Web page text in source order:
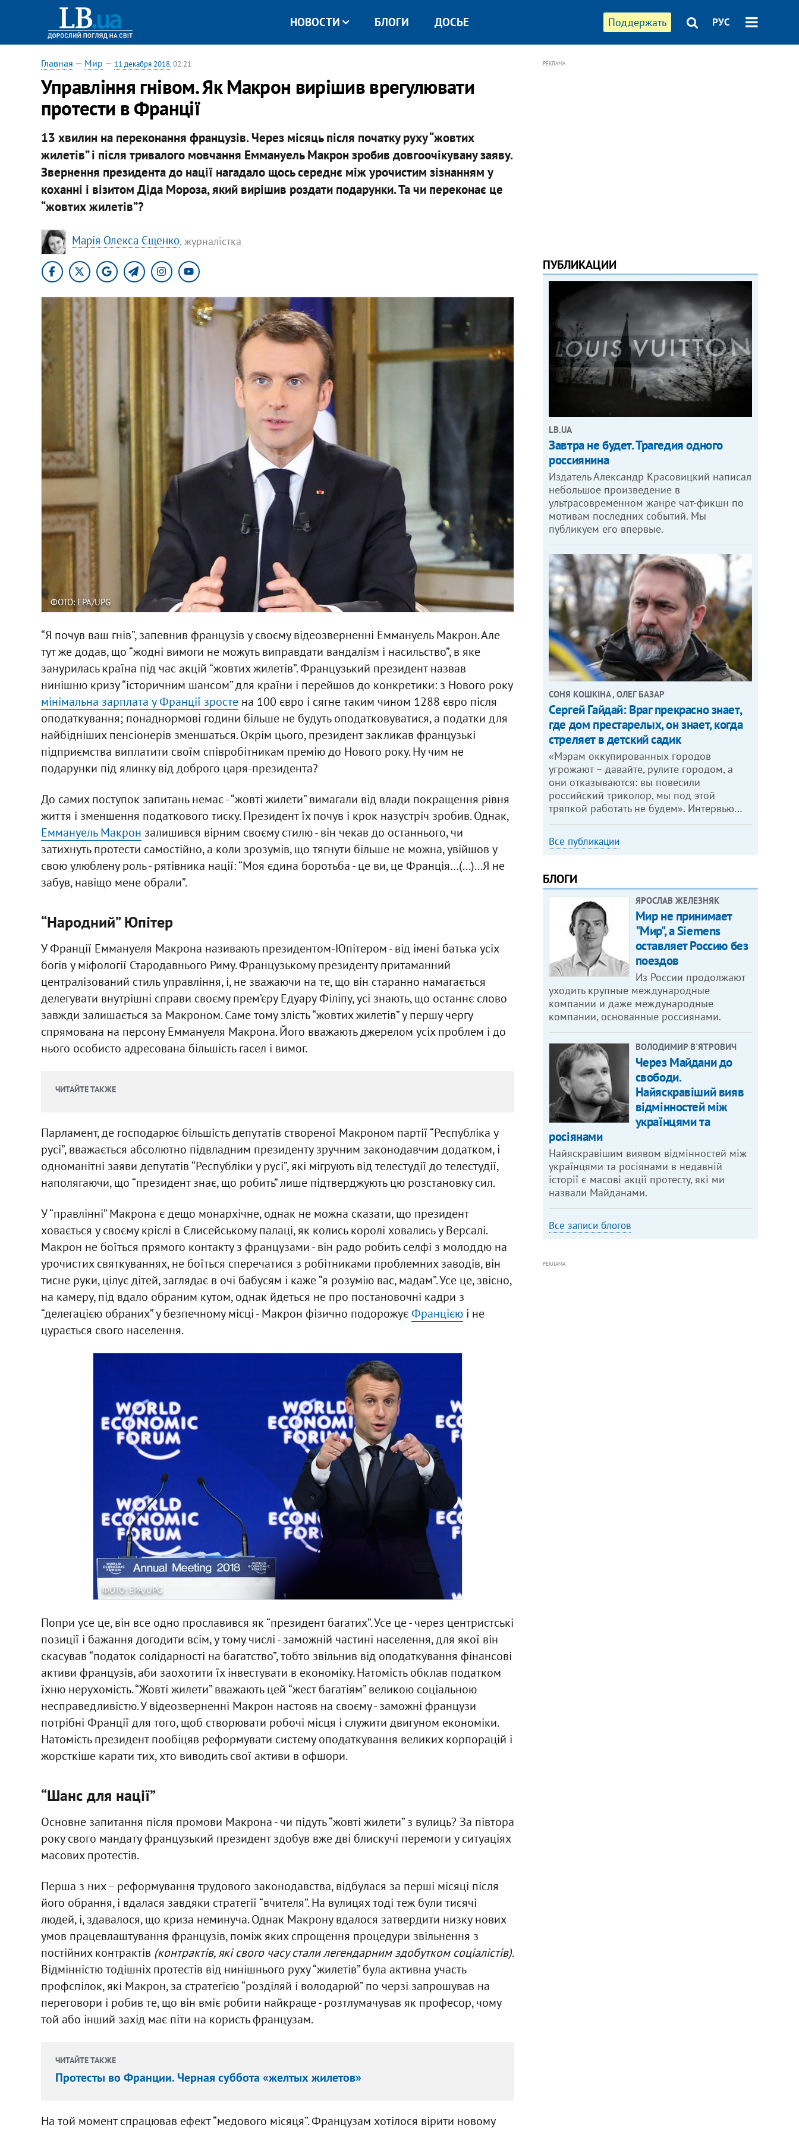
Поддержать РУС
НОВОСТИ БЛОГИ ДОСЬЕ
Главная — Мир — 11 декабря 2018, 02:21
Управління гнівом. Як Макрон вирішив врегулювати
протести в Франції
13 хвилин на переконання французів. Через місяць після початку руху “жовтих
жилетів” і після тривалого мовчання Еммануель Макрон зробив довгоочікувану заяву.
Звернення президента до нації нагадало щось середнє між урочистим зізнанням у
коханні і візитом Діда Мороза, який вирішив роздати подарунки. Та чи переконає це
“жовтих жилетів”?
​Марія Олекса Єщенко, журналістка
ФОТО: EPA/UPG
“Я почув ваш гнів”, запевнив французів у своєму відеозверненні Еммануель Макрон. Але
тут же додав, що “жодні вимоги не можуть виправдати вандалізм і насильство”, в яке
занурилась країна під час акцій “жовтих жилетів”. Французький президент назвав
нинішню кризу “історичним шансом” для країни і перейшов до конкретики: з Нового року
мінімальна зарплата у Франції зростена 100 євро і сягне таким чином 1288 євро після
оподаткування; понаднормові години більше не будуть оподатковуватися, а податки для
найбідніших пенсіонерів зменшаться. Окрім цього, президент закликав французькі
підприємства виплатити своїм співробітникам премію до Нового року. Ну чим не
подарунки під ялинку від доброго царя-президента?
До самих поступок запитань немає - “жовті жилети” вимагали від влади покращення рівня
життя і зменшення податкового тиску. Президент їх почув і крок назустріч зробив. Однак,
Еммануель Макрон залишився вірним своєму стилю - він чекав до останнього, чи
затихнуть протести самостійно, а коли зрозумів, що тягнути більше не можна, увійшов у
свою улюблену роль - рятівника нації: “Моя єдина боротьба - це ви, це Франція…(...)...Я не
забув, навіщо мене обрали”.
“Народний” Юпітер
У Франції Еммануеля Макрона називають президентом-Юпітером - від імені батька усіх
богів у міфології Стародавнього Риму. Французькому президенту притаманний
централізований стиль управління, і, не зважаючи на те, що він старанно намагається
делегувати внутрішні справи своєму прем’єру Едуару Філіпу, усі знають, що останнє слово
завжди залишається за Макроном. Саме тому злість “жовтих жилетів” у першу чергу
спрямована на персону Еммануеля Макрона. Його вважають джерелом усіх проблем і до
нього особисто адресована більшість гасел і вимог.
ЧИТАЙТЕ ТАКЖЕ
Парламент, де господарює більшість депутатів створеної Макроном партії “Республіка у
русі”, вважається абсолютно підвладним президенту зручним законодавчим додатком, і
одноманітні заяви депутатів “Республіки у русі”, які мігрують від телестудії до телестудії,
наполягаючи, що “президент знає, що робить” лише підтверджують цю розстановку сил.
У “правлінні” Макрона є дещо монархічне, однак не можна сказати, що президент
ховається у своєму кріслі в Єлисейському палаці, як колись королі ховались у Версалі.
Макрон не боїться прямого контакту з французами - він радо робить селфі з молоддю на
урочистих святкуваннях, не боїться сперечатися з робітниками проблемних заводів, він
тисне руки, цілує дітей, заглядає в очі бабусям і каже “я розумію вас, мадам”. Усе це, звісно,
на камеру, під вдало обраним кутом, однак йдеться не про постановочні кадри з
“делегацією обраних” у безпечному місці - Макрон фізично подорожуєФранцієюі не
цурається свого населення.
ФОТО: EPA/UPG
Попри усе це, він все одно прославився як “президент багатих”. Усе це - через центристські
позиції і бажання догодити всім, у тому числі - заможній частині населення, для якої він
скасував “податок солідарності на багатство”, тобто звільнив від оподаткування фінансові
активи французів, аби заохотити їх інвестувати в економіку. Натомість обклав податком
їхню нерухомість. “Жовті жилети” вважають цей “жест багатіям” великою соціальною
несправедливістю. У відеозверненні Макрон настояв на своєму - заможні французи
потрібні Франції для того, щоб створювати робочі місця і служити двигуном економіки.
Натомість президент пообіцяв реформувати систему оподаткування великих корпорацій і
жорсткіше карати тих, хто виводить свої активи в офшори.
“Шанс для нації”
Основне запитання після промови Макрона - чи підуть “жовті жилети” з вулиць? За півтора
року свого мандату французький президент здобув вже дві блискучі перемоги у ситуаціях
масових протестів.
Перша з них – реформування трудового законодавства, відбулася за перші місяці після
його обрання, і вдалася завдяки стратегії “вчителя”. На вулицях тоді теж були тисячі
людей, і, здавалося, що криза неминуча. Однак Макрону вдалося затвердити низку нових
умов працевлаштування французів, поміж яких спрощення процедури звільнення з
постійних контрактів (контрактів, які свого часу стали легендарним здобутком соціалістів).
Відмінністю тодішніх протестів від нинішнього руху “жилетів” була активна участь
профспілок, які Макрон, за стратегією “розділяй і володарюй” по черзі запрошував на
переговори і робив те, що він вміє робити найкраще - розтлумачував як професор, чому
той або інший захід має піти на користь французам.
ЧИТАЙТЕ ТАКЖЕ
Протесты во Франции. Черная суббота «желтых жилетов»
На той момент спрацював ефект “медового місяця”. Французам хотілося вірити новому
РЕКЛАМА
ПУБЛИКАЦИИ
LB.UA
Завтра не будет. Трагедия одного
россиянина
Издатель Александр Красовицкий написал
небольшое произведение в
ультрасовременном жанре чат-фикшн по
мотивам последних событий. Мы
публикуем его впервые.
СОНЯ КОШКІНА , ОЛЕГ БАЗАР
Сергей Гайдай: Враг прекрасно знает,
где дом престарелых, он знает, когда
стреляет в детский садик
«Мэрам оккупированных городов
угрожают – давайте, рулите городом, а
они отказываются: вы повесили
российский триколор, мы под этой
тряпкой работать не будем». Интервью…
Все публикации
БЛОГИ
ЯРОСЛАВ ЖЕЛЕЗНЯК
Мир не принимает
"Мир", а Siemens
оставляет Россию без
поездов
Из России продолжают
уходить крупные международные
компании и даже международные
компании, основанные россиянами.
ВОЛОДИМИР В'ЯТРОВИЧ
Через Майдани до
свободи.
Найяскравіший вияв
відмінностей між
українцями та
росіянами
Найяскравішим виявом відмінностей між
українцями та росіянами в недавній
історії є масові акції протесту, які ми
назвали Майданами.
Все записи блогов
РЕКЛАМА